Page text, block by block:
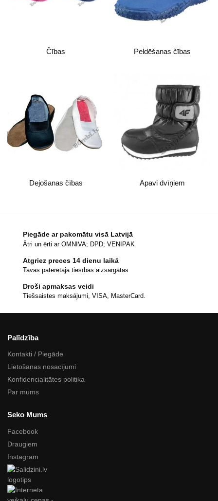
Čības Peldēšanas čības
Dejošanas čības Apavi dvīņiem
Piegāde ar pakomātu visā Latvijā
Ātri un ērti ar OMNIVA; DPD; VENIPAK
Atgriez preces 14 dienu laikā
Tavas patērētāja tiesības aizsargātas
Droši apmaksas veidi
Tiešsaistes maksājumi, VISA, MasterCard.
Palīdzība
Kontakti / Piegāde
Lietošanas nosacījumi
Konfidencialitātes politika
Par mums
Seko Mums
Facebook
Draugiem
Instagram